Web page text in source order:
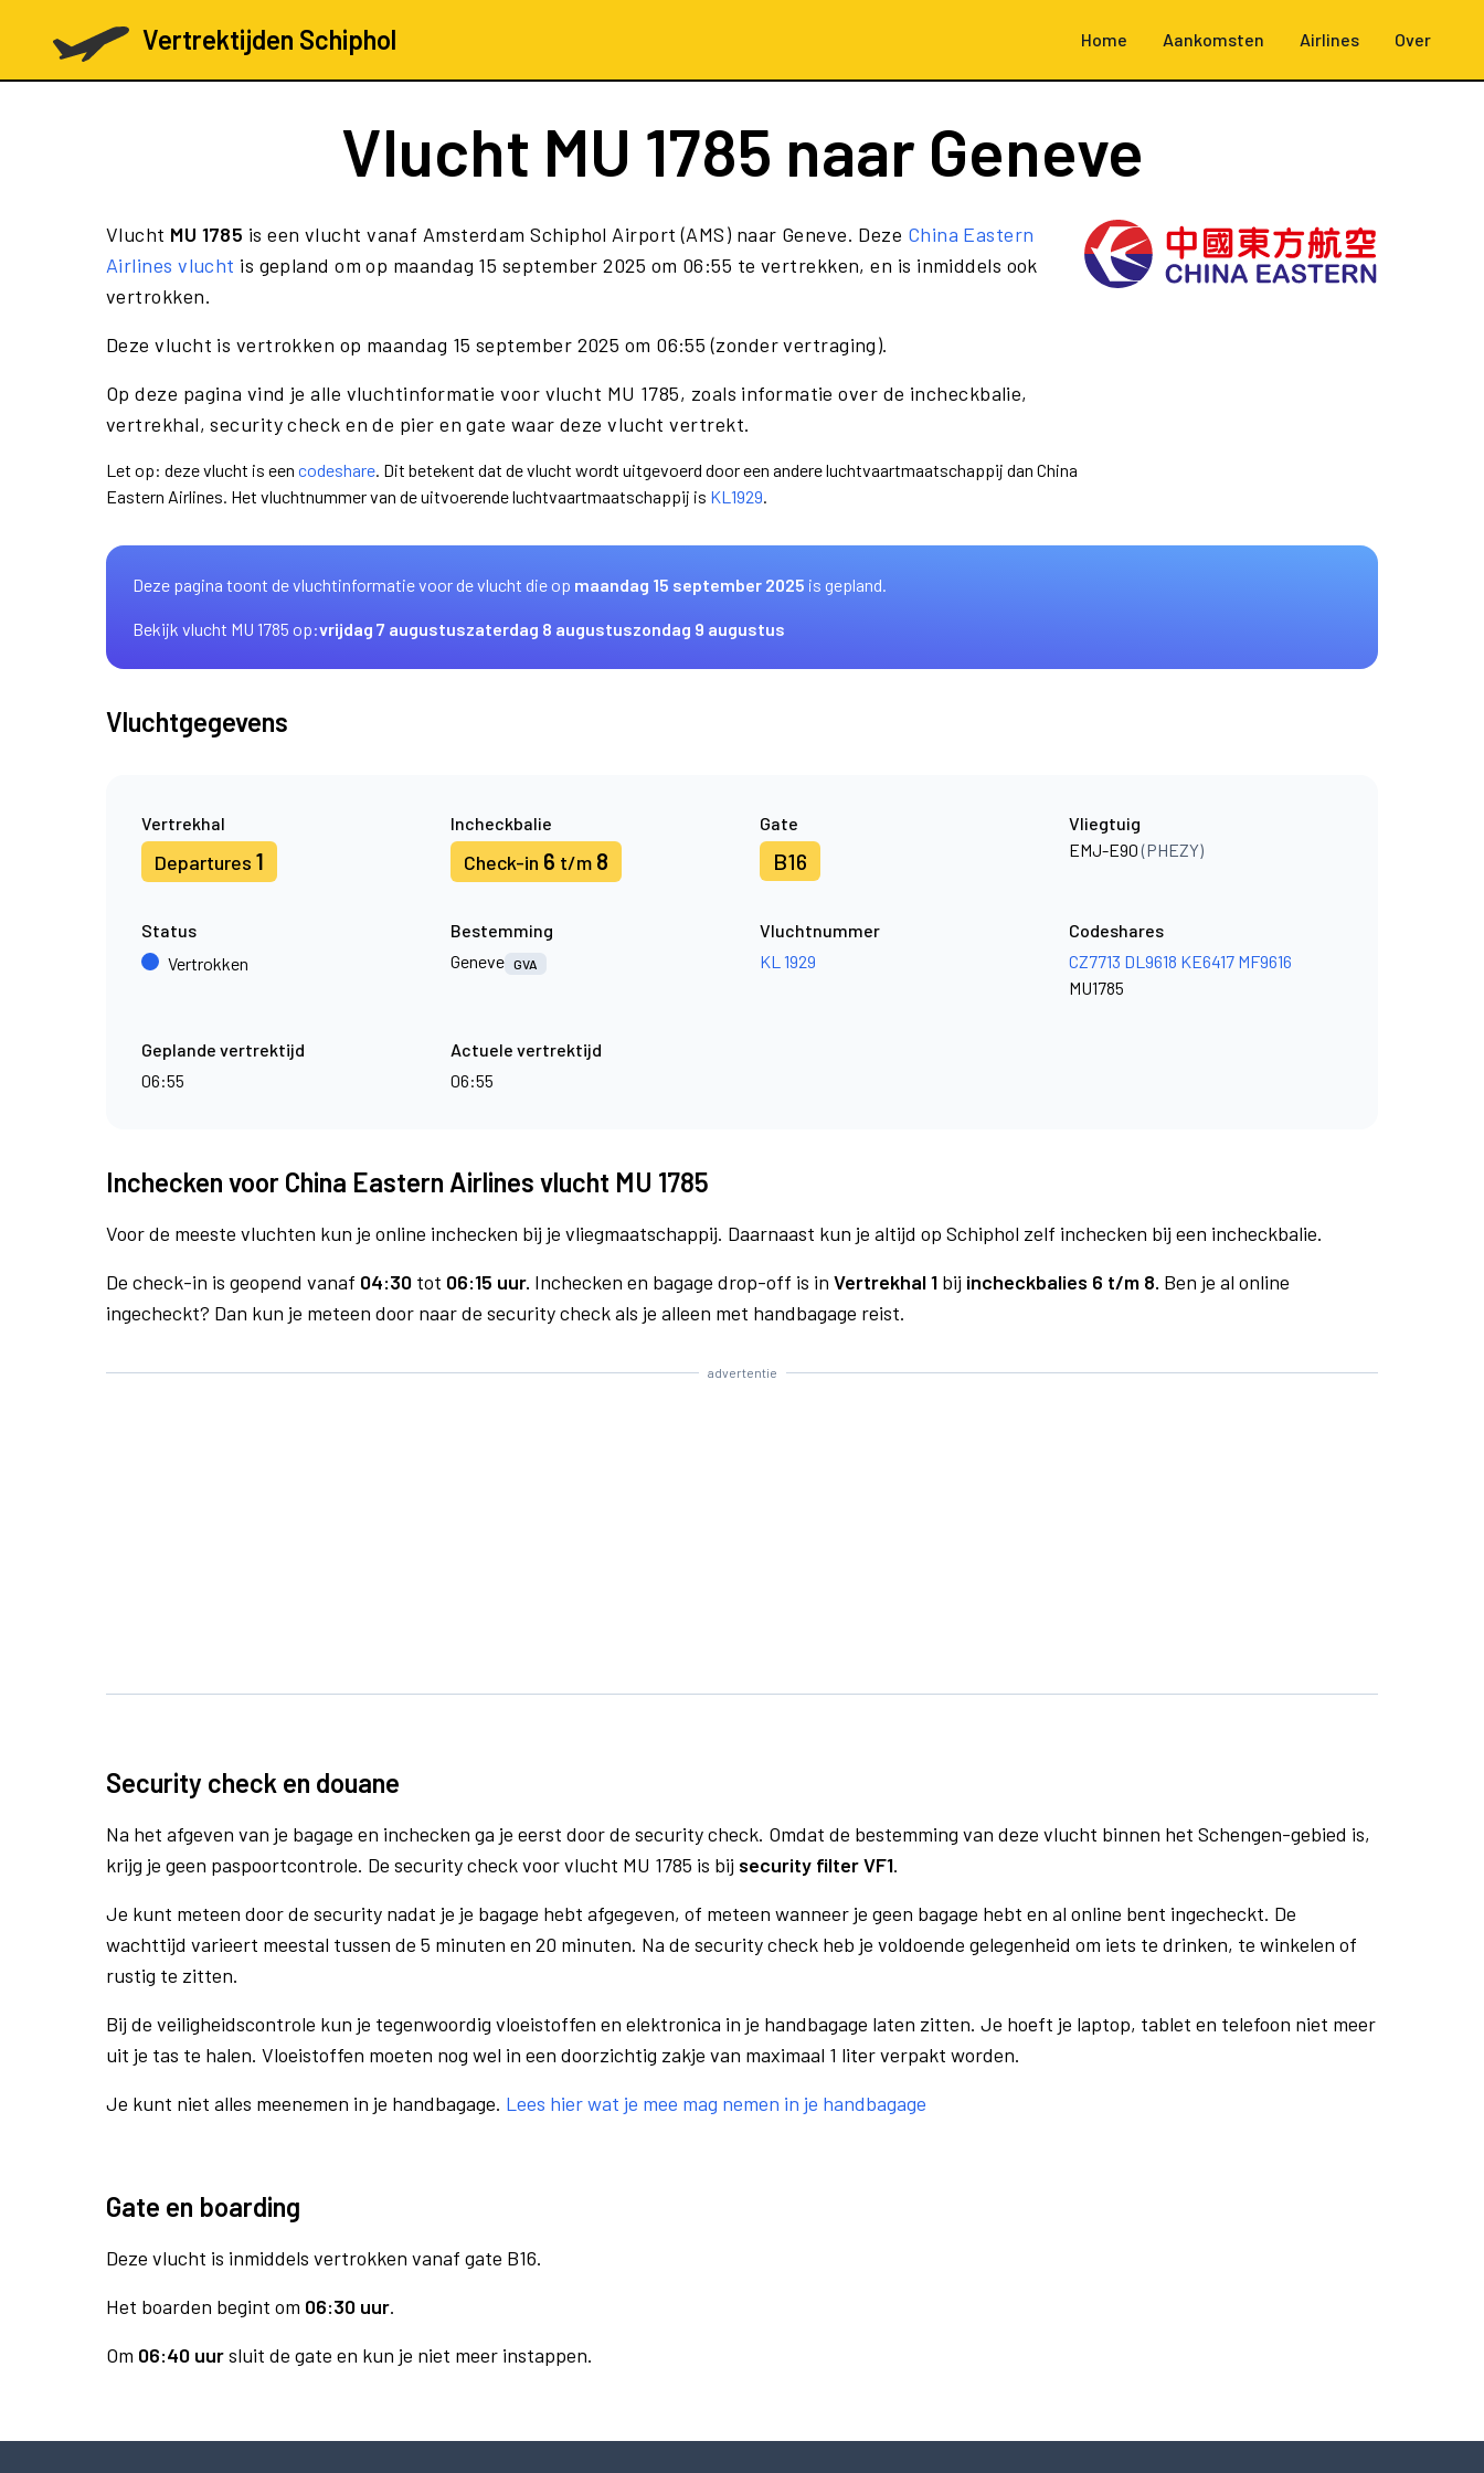
Vertrektijden Schiphol Home Aankomsten Airlines Over
Vlucht MU 1785 naar Geneve
Vlucht MU 1785 is een vlucht vanaf Amsterdam Schiphol Airport (AMS) naar Geneve. Deze China Eastern
Airlines vlucht is gepland om op maandag 15 september 2025 om 06:55 te vertrekken, en is inmiddels ook
vertrokken.
Deze vlucht is vertrokken op maandag 15 september 2025 om 06:55 (zonder vertraging).
Op deze pagina vind je alle vluchtinformatie voor vlucht MU 1785, zoals informatie over de incheckbalie,
vertrekhal, security check en de pier en gate waar deze vlucht vertrekt.
Let op: deze vlucht is een codeshare. Dit betekent dat de vlucht wordt uitgevoerd door een andere luchtvaartmaatschappij dan China
Eastern Airlines. Het vluchtnummer van de uitvoerende luchtvaartmaatschappij is KL1929.
Deze pagina toont de vluchtinformatie voor de vlucht die op maandag 15 september 2025 is gepland.
Bekijk vlucht MU 1785 op:vrijdag 7 augustuszaterdag 8 augustuszondag 9 augustus
Vluchtgegevens
Vertrekhal
Departures 1
Incheckbalie
Check-in 6 t/m 8
Gate
B16
Vliegtuig
EMJ-E90(PHEZY)
Status
Vertrokken
Bestemming
Geneve GVA
Vluchtnummer
KL 1929
Codeshares
CZ7713 DL9618 KE6417 MF9616
MU1785
Geplande vertrektijd
06:55
Actuele vertrektijd
06:55
Inchecken voor China Eastern Airlines vlucht MU 1785
Voor de meeste vluchten kun je online inchecken bij je vliegmaatschappij. Daarnaast kun je altijd op Schiphol zelf inchecken bij een incheckbalie.
De check-in is geopend vanaf 04:30 tot 06:15 uur. Inchecken en bagage drop-off is in Vertrekhal 1 bij incheckbalies 6 t/m 8. Ben je al online
ingecheckt? Dan kun je meteen door naar de security check als je alleen met handbagage reist.
advertentie
Security check en douane
Na het afgeven van je bagage en inchecken ga je eerst door de security check. Omdat de bestemming van deze vlucht binnen het Schengen-gebied is,
krijg je geen paspoortcontrole. De security check voor vlucht MU 1785 is bij security filter VF1.
Je kunt meteen door de security nadat je je bagage hebt afgegeven, of meteen wanneer je geen bagage hebt en al online bent ingecheckt. De
wachttijd varieert meestal tussen de 5 minuten en 20 minuten. Na de security check heb je voldoende gelegenheid om iets te drinken, te winkelen of
rustig te zitten.
Bij de veiligheidscontrole kun je tegenwoordig vloeistoffen en elektronica in je handbagage laten zitten. Je hoeft je laptop, tablet en telefoon niet meer
uit je tas te halen. Vloeistoffen moeten nog wel in een doorzichtig zakje van maximaal 1 liter verpakt worden.
Je kunt niet alles meenemen in je handbagage. Lees hier wat je mee mag nemen in je handbagage
Gate en boarding
Deze vlucht is inmiddels vertrokken vanaf gate B16.
Het boarden begint om 06:30 uur.
Om 06:40 uursluit de gate en kun je niet meer instappen.